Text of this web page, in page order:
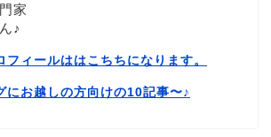
家
♪
フィールははこちちになります。
にお越しの方向けの10記事〜♪